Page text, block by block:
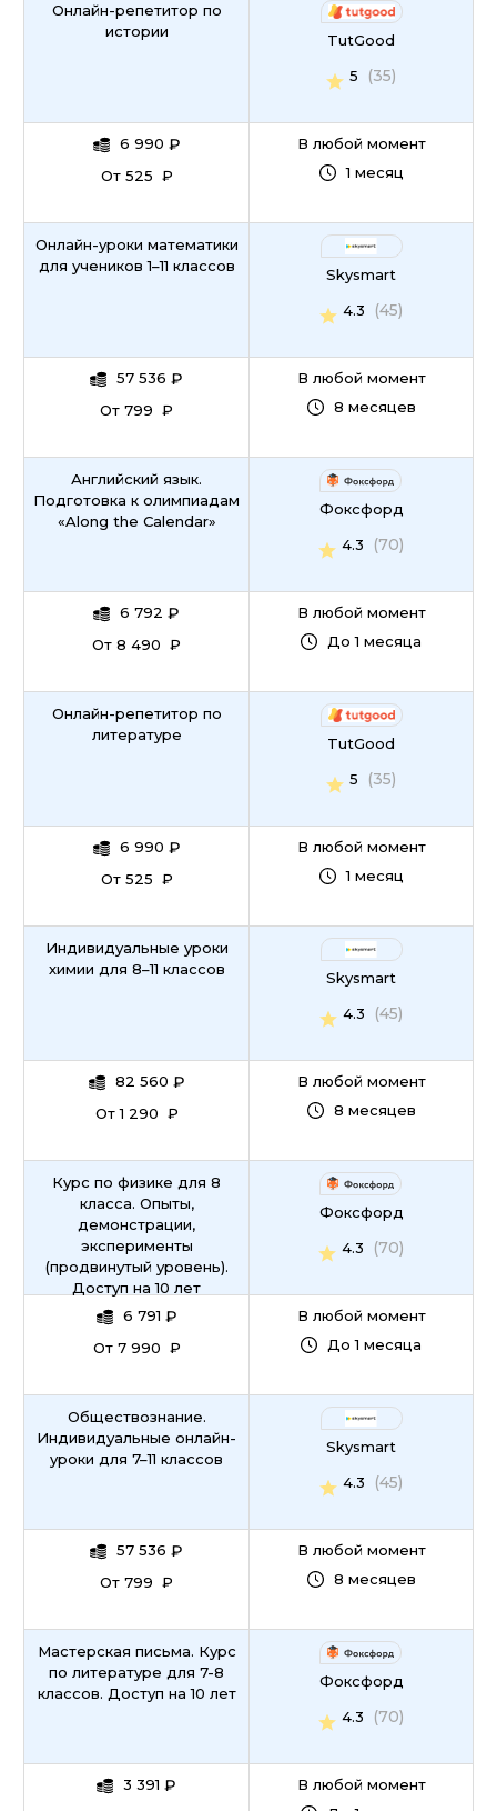
Онлайн-репетитор по
истории
6 990 ₽
От 525 ₽
TutGood
5
(35)
В любой момент
1 месяц
Онлайн-уроки математики
для учеников 1–11 классов
57 536 ₽
От 799 ₽
Skysmart
4.3
(45)
В любой момент
8 месяцев
Английский язык.
Подготовка к олимпиадам
«Along the Calendar»
6 792 ₽
От 8 490 ₽
Фоксфорд
4.3
(70)
В любой момент
До 1 месяца
Онлайн-репетитор по
литературе
6 990 ₽
От 525 ₽
TutGood
5
(35)
В любой момент
1 месяц
Индивидуаль­ные уроки
химии для 8–11 классов
82 560 ₽
От 1 290 ₽
Skysmart
4.3
(45)
В любой момент
8 месяцев
Курс по физике для 8
класса. Опыты,
демонстрации,
эксперименты
(продвинутый уровень).
Доступ на 10 лет
6 791 ₽
От 7 990 ₽
Фоксфорд
4.3
(70)
В любой момент
До 1 месяца
Общество­знание.
Индивидуаль­ные онлайн-
уроки для 7–11 классов
57 536 ₽
От 799 ₽
Skysmart
4.3
(45)
В любой момент
8 месяцев
Мастерская письма. Курс
по литературе для 7-8
классов. Доступ на 10 лет
3 391 ₽
Фоксфорд
4.3
(70)
В любой момент